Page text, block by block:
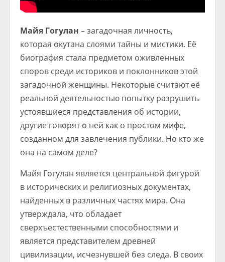
Майя Гогулан – загадочная личность,
которая окутана слоями тайны и мистики. Её
биография стала предметом оживленных
споров среди историков и поклонников этой
загадочной женщины. Некоторые считают её
реальной деятельностью попытку разрушить
устоявшиеся представления об истории,
другие говорят о ней как о простом мифе,
созданном для завлечения публики. Но кто же
она на самом деле?
Майя Гогулан является центральной фигурой
в исторических и религиозных документах,
найденных в различных частях мира. Она
утверждала, что обладает
сверхъестественными способностями и
является представителем древней
цивилизации, исчезнувшей без следа. В своих